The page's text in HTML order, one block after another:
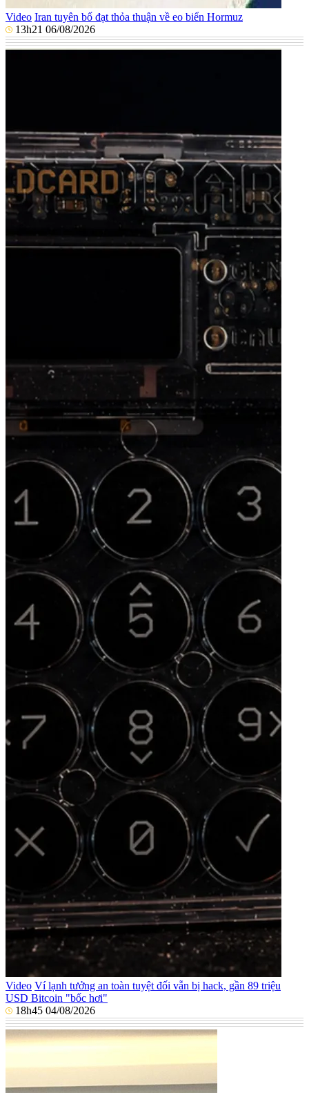
Video Iran tuyên bố đạt thỏa thuận về eo biển Hormuz
13h21 06/08/2026
Video Ví lạnh tưởng an toàn tuyệt đối vẫn bị hack, gần 89 triệu
USD Bitcoin "bốc hơi"
18h45 04/08/2026